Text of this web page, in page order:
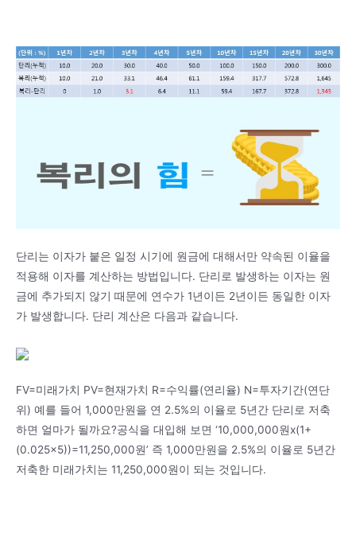
단리는 이자가 붙은 일정 시기에 원금에 대해서만 약속된 이율을
적용해 이자를 계산하는 방법입니다. 단리로 발생하는 이자는 원
금에 추가되지 않기 때문에 연수가 1년이든 2년이든 동일한 이자
가 발생합니다. 단리 계산은 다음과 같습니다.
FV=미래가치 PV=현재가치 R=수익률(연리율) N=투자기간(연단
위) 예를 들어 1,000만원을 연 2.5%의 이율로 5년간 단리로 저축
하면 얼마가 될까요?공식을 대입해 보면 ‘10,000,000원x(1+
(0.025×5))=11,250,000원’ 즉 1,000만원을 2.5%의 이율로 5년간
저축한 미래가치는 11,250,000원이 되는 것입니다.